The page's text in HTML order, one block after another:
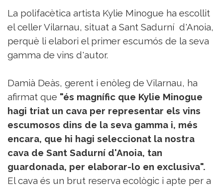
Vídeos
Gastronomia
Opinió
Espai
Nutrició
La polifacètica artista Kylie Minogue ha escollit
el celler Vilarnau, situat a Sant Sadurní d'Anoia,
perquè li elabori el primer escumós de la seva
gamma de vins d'autor.
Damià Deàs, gerent i enòleg de Vilarnau, ha
afirmat que "és magnífic que Kylie Minogue
hagi triat un cava per representar els vins
escumosos dins de la seva gamma i, més
encara, que hi hagi seleccionat la nostra
cava de Sant Sadurní d'Anoia, tan
guardonada, per elaborar-lo en exclusiva".
El cava és un brut reserva ecològic i apte per a